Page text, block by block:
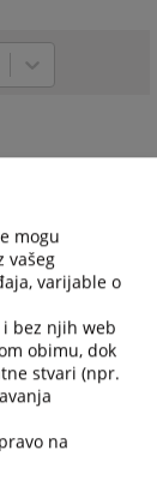
mogu
vašeg
varijable o
bez njih web
obimu, dok
stvari (npr.
na